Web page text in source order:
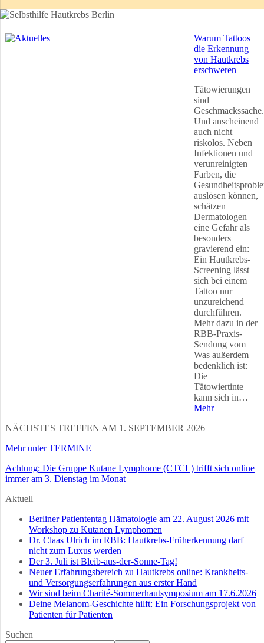
Warum Tattoos
die Erkennung
von Hautkrebs
erschweren
Tätowierungen
sind
Geschmackssache.
Und anscheinend
auch nicht
riskolos. Neben
Infektionen und
verunreinigten
Farben, die
auslösen können,
schätzen
Dermatologen
eine Gefahr als
besonders
gravierend ein:
Ein Hautkrebs-
Screening lässt
sich bei einem
Tattoo nur
unzureichend
durchführen.
Mehr dazu in der
RBB-Praxis-
Sendung vom
Was außerdem
bedenklich ist:
Die
Tätowiertinte
kann sich in…
Mehr
NÄCHSTES TREFFEN AM 1. SEPTEMBER 2026
Mehr unter TERMINE
Achtung: Die Gruppe Kutane Lymphome (CTCL) trifft sich online
immer am 3. Dienstag im Monat
Aktuell
Berliner Patiententag Hämatologie am 22. August 2026 mit
Workshop zu Kutanen Lymphomen
Dr. Claas Ulrich im RBB: Hautkrebs-Früherkennung darf
nicht zum Luxus werden
Der 3. Juli ist Bleib-aus-der-Sonne-Tag!
Neuer Erfahrungsbereich zu Hautkrebs online: Krankheits-
und Versorgungserfahrungen aus erster Hand
Wir sind beim Charité-Sommerhautsymposium am 17.6.2026
Deine Melanom-Geschichte hilft: Ein Forschungsprojekt von
Patienten für Patienten
Suchen